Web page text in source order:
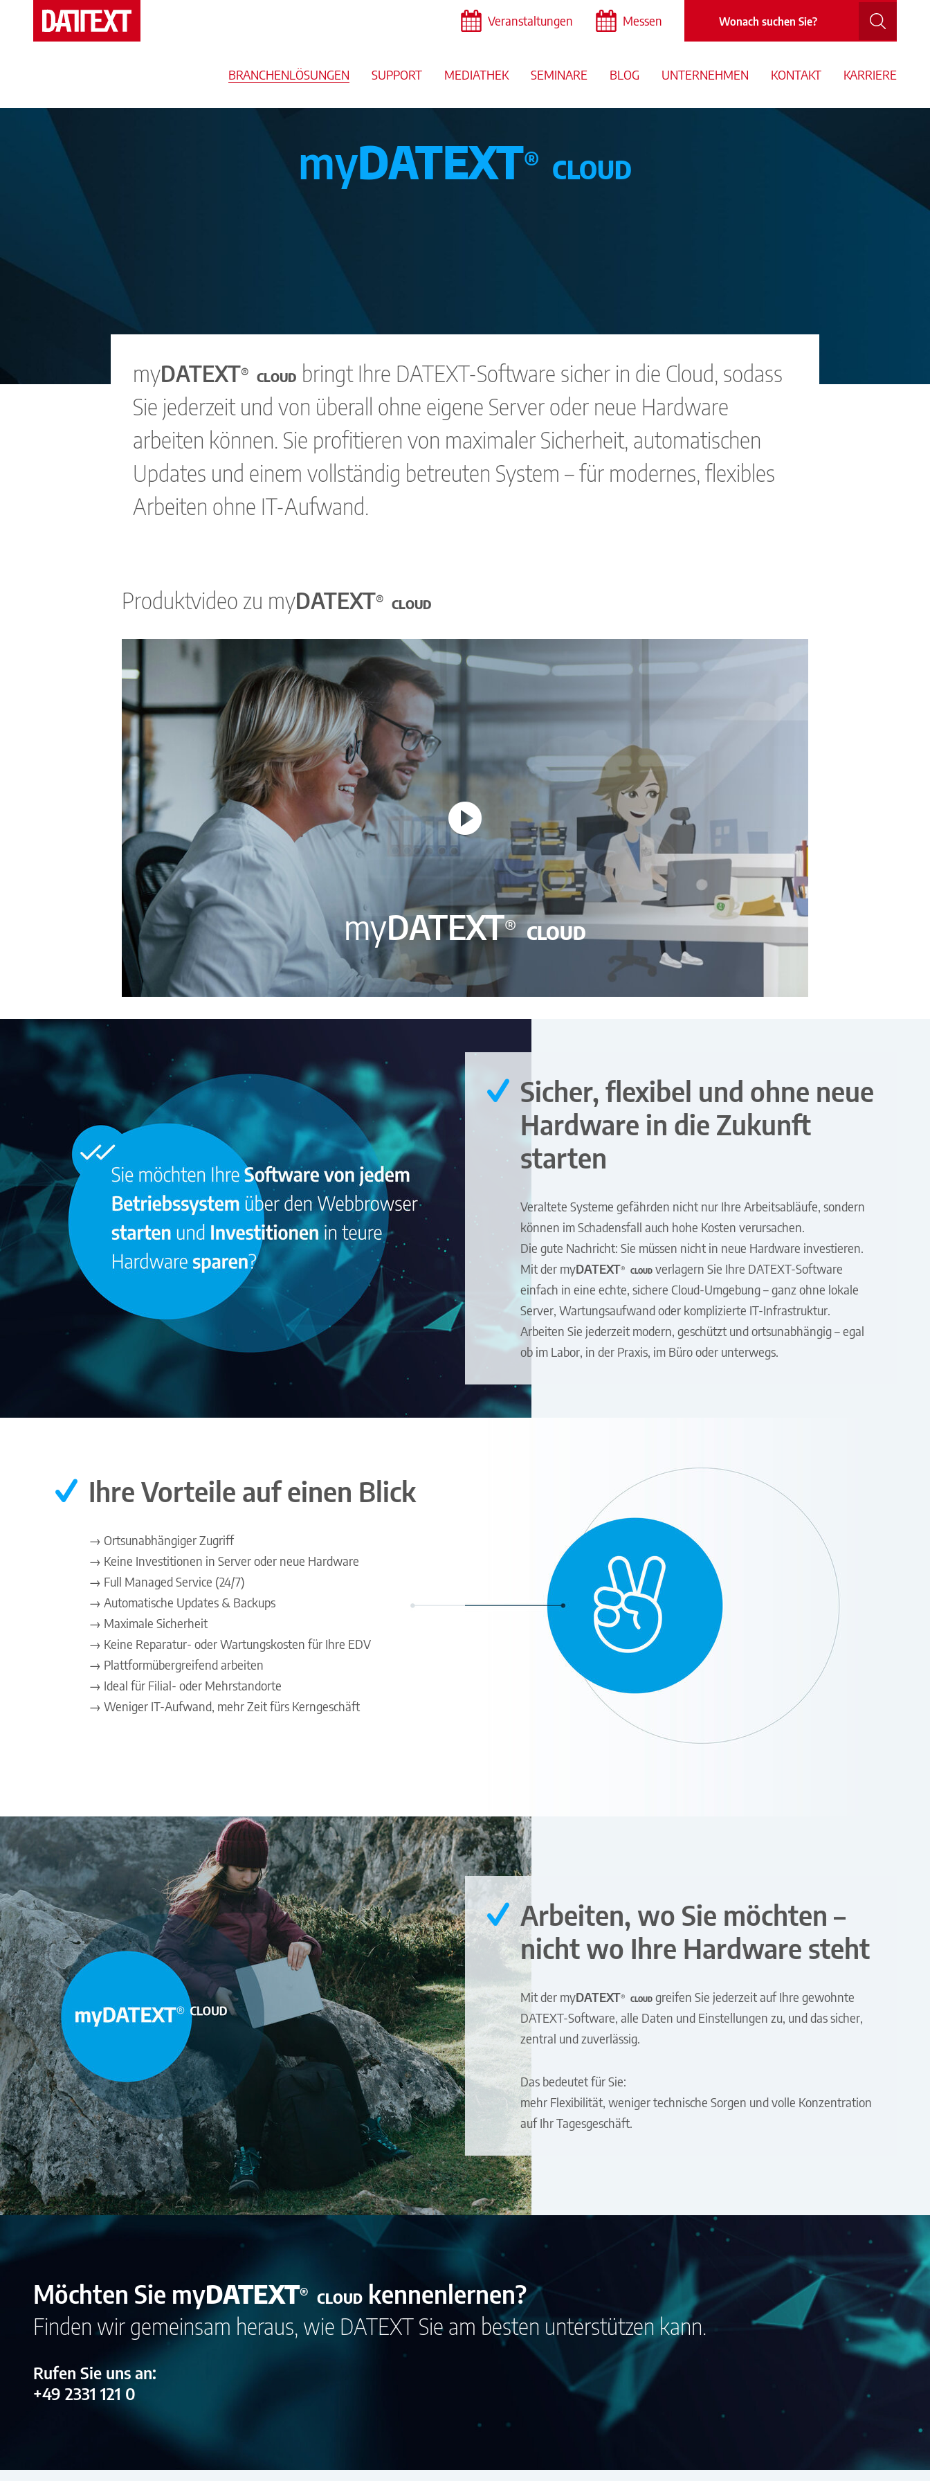
Veranstaltungen Messen
BRANCHENLÖSUNGEN SUPPORT MEDIATHEK SEMINARE BLOG UNTERNEHMEN KONTAKT KARRIERE
myDATEXT® CLOUD
myDATEXT® CLOUD bringt Ihre DATEXT-Software sicher in die Cloud, sodass
Sie jederzeit und von überall ohne eigene Server oder neue Hardware
arbeiten können. Sie profitieren von maximaler Sicherheit, automatischen
Updates und einem vollständig betreuten System – für modernes, flexibles
Arbeiten ohne IT-Aufwand.
Produktvideo zu myDATEXT® CLOUD
myDATEXT® CLOUD
Sicher, flexibel und ohne neue
Hardware in die Zukunft
starten
Veraltete Systeme gefährden nicht nur Ihre Arbeitsabläufe, sondern
können im Schadensfall auch hohe Kosten verursachen.
Die gute Nachricht: Sie müssen nicht in neue Hardware investieren.
Mit der myDATEXT® CLOUD verlagern Sie Ihre DATEXT-Software
einfach in eine echte, sichere Cloud-Umgebung – ganz ohne lokale
Server, Wartungsaufwand oder komplizierte IT-Infrastruktur.
Arbeiten Sie jederzeit modern, geschützt und ortsunabhängig – egal
ob im Labor, in der Praxis, im Büro oder unterwegs.
Ihre Vorteile auf einen Blick
→ Ortsunabhängiger Zugriff
→ Keine Investitionen in Server oder neue Hardware
→ Full Managed Service (24/7)
→ Automatische Updates & Backups
→ Maximale Sicherheit
→ Keine Reparatur- oder Wartungskosten für Ihre EDV
→ Plattformübergreifend arbeiten
→ Ideal für Filial- oder Mehrstandorte
→ Weniger IT-Aufwand, mehr Zeit fürs Kerngeschäft
Arbeiten, wo Sie möchten –
nicht wo Ihre Hardware steht
Mit der myDATEXT® CLOUD greifen Sie jederzeit auf Ihre gewohnte
DATEXT-Software, alle Daten und Einstellungen zu, und das sicher,
zentral und zuverlässig.
Das bedeutet für Sie:
mehr Flexibilität, weniger technische Sorgen und volle Konzentration
auf Ihr Tagesgeschäft.
Möchten Sie myDATEXT® CLOUD kennenlernen?
Finden wir gemeinsam heraus, wie DATEXT Sie am besten unterstützen kann.
Rufen Sie uns an:
+49 2331 121 0
Messen
Branchenlösungen
Support
Mediathek
Blog
Unternehmen
Karriere
Datenschutzerklärung
Nutzungsbedingungen